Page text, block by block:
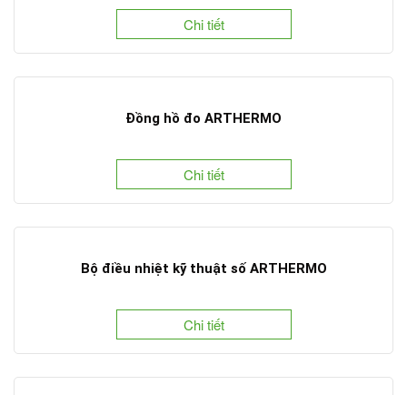
Chi tiết
Đồng hồ đo ARTHERMO
Chi tiết
Bộ điều nhiệt kỹ thuật số ARTHERMO
Chi tiết